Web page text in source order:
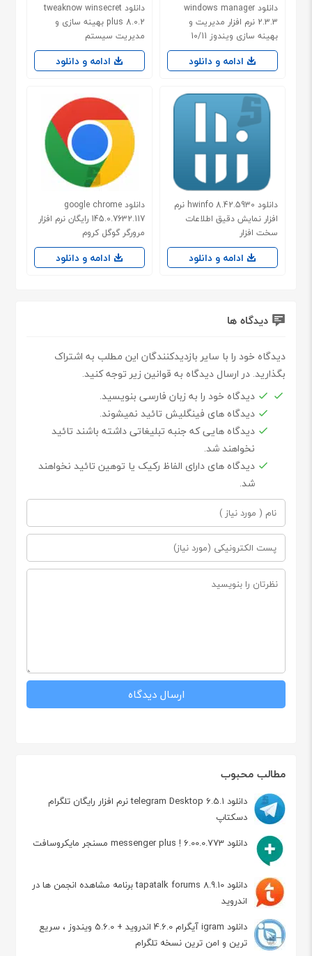
مطالب محبوب
دانلود telegram Desktop 6.5.1 نرم افزار رایگان تلگرام
دسکتاپ
دانلود messenger plus ! 6.00.0.773 مسنجر مایکروسافت
دانلود tapatalk forums 8.9.10 برنامه مشاهده انجمن ها در
اندروید
دانلود igram آیگرام 4.6.0 اندروید + 5.6.0 ویندوز ، سریع
ترین و امن ترین نسخه تلگرام
دانلود windows manager
2.3.3 نرم افزار مدیریت و
بهینه سازی ویندوز 10/11
ادامه و دانلود
دانلود tweaknow winsecret
plus 8.0.2 بهینه سازی و
مدیریت سیستم
ادامه و دانلود
دانلود hwinfo 8.42.5930 نرم
افزار نمایش دقیق اطلاعات
سخت افزار
ادامه و دانلود
دانلود google chrome
145.0.7632.117 رایگان نرم افزار
مرورگر گوگل کروم
ادامه و دانلود
دیدگاه ها
دیدگاه خود را با سایر بازدیدکنندگان این مطلب به اشتراک
بگذارید. در ارسال دیدگاه به قوانین زیر توجه کنید.
دیدگاه خود را به زبان فارسی بنویسید.
دیدگاه های فینگلیش تائید نمیشوند.
دیدگاه هایی که جنبه تبلیغاتی داشته باشند تائید
نخواهند شد.
دیدگاه های دارای الفاظ رکیک یا توهین تائید نخواهند
شد.